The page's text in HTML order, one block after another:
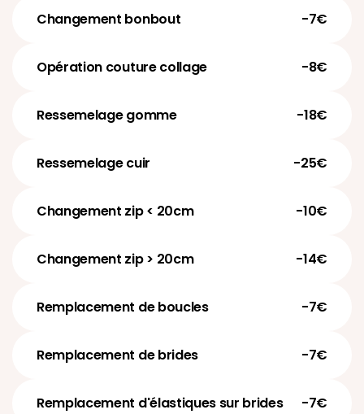
Changement bonbout -7€
Opération couture collage -8€
Ressemelage gomme -18€
Ressemelage cuir -25€
Changement zip < 20cm -10€
Changement zip > 20cm -14€
Remplacement de boucles -7€
Remplacement de brides -7€
Remplacement d'élastiques sur brides -7€